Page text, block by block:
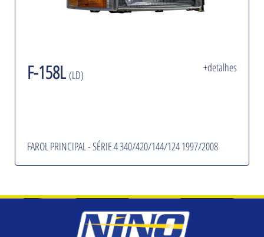
F-158L (LD)
+detalhes
FAROL PRINCIPAL - SÉRIE 4 340/420/144/124 1997/2008